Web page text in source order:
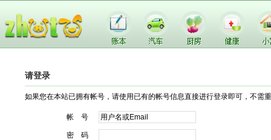
请登录
如果您在本站已拥有帐号，请使用已有的帐号信息直接进行登录即可，不需
帐 号
密 码